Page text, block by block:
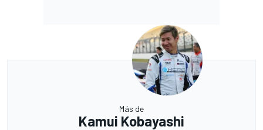
Más de
Kamui Kobayashi